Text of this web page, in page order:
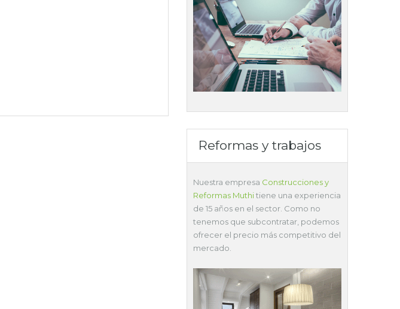
Reformas y trabajos
Nuestra empresa Construcciones y
Reformas Muthitiene una experiencia
de 15 años en el sector. Como no
tenemos que subcontratar, podemos
ofrecer el precio más competitivo del
mercado.